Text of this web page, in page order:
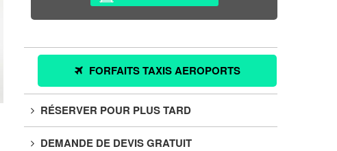
FORFAITS TAXIS AEROPORTS
RÉSERVER POUR PLUS TARD
DEMANDE DE DEVIS GRATUIT